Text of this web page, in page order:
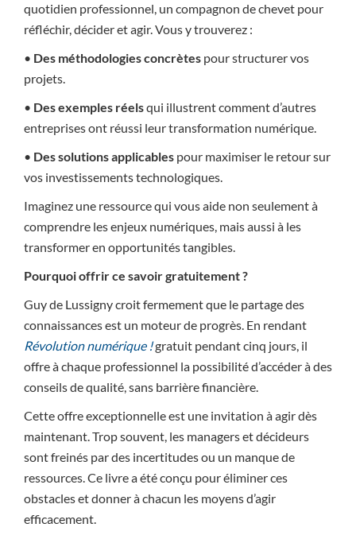
quotidien professionnel, un compagnon de chevet pour
réfléchir, décider et agir. Vous y trouverez :
• Des méthodologies concrètes pour structurer vos
projets.
• Des exemples réelsqui illustrent comment d’autres
entreprises ont réussi leur transformation numérique.
• Des solutions applicables pour maximiser le retour sur
vos investissements technologiques.
Imaginez une ressource qui vous aide non seulement à
comprendre les enjeux numériques, mais aussi à les
transformer en opportunités tangibles.
Pourquoi offrir ce savoir gratuitement ?
Guy de Lussigny croit fermement que le partage des
connaissances est un moteur de progrès. En rendant
Révolution numérique !gratuit pendant cinq jours, il
offre à chaque professionnel la possibilité d’accéder à des
conseils de qualité, sans barrière financière.
Cette offre exceptionnelle est une invitation à agir dès
maintenant. Trop souvent, les managers et décideurs
sont freinés par des incertitudes ou un manque de
ressources. Ce livre a été conçu pour éliminer ces
obstacles et donner à chacun les moyens d’agir
efficacement.